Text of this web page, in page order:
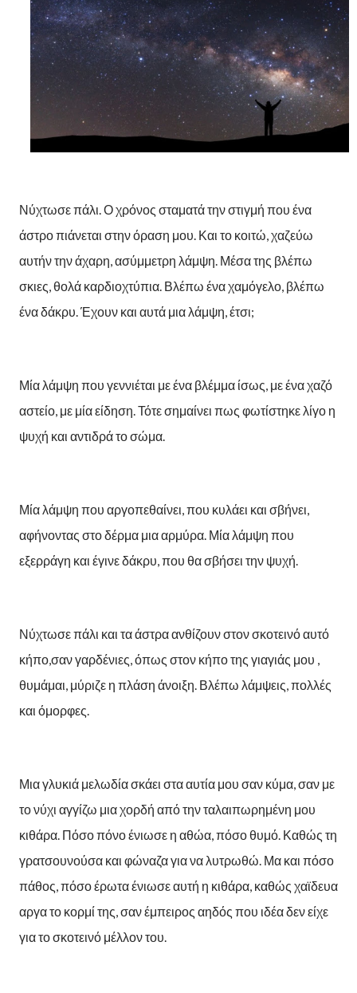
Νύχτωσε πάλι. Ο χρόνος σταματά την στιγμή που ένα
άστρο πιάνεται στην όραση μου. Και το κοιτώ, χαζεύω
αυτήν την άχαρη, ασύμμετρη λάμψη. Μέσα της βλέπω
σκιες, θολά καρδιοχτύπια. Βλέπω ένα χαμόγελο, βλέπω
ένα δάκρυ. Έχουν και αυτά μια λάμψη, έτσι;
Μία λάμψη που γεννιέται με ένα βλέμμα ίσως, με ένα χαζό
αστείο, με μία είδηση. Τότε σημαίνει πως φωτίστηκε λίγο η
ψυχή και αντιδρά το σώμα.
Μία λάμψη που αργοπεθαίνει, που κυλάει και σβήνει,
αφήνοντας στο δέρμα μια αρμύρα. Μία λάμψη που
εξερράγη και έγινε δάκρυ, που θα σβήσει την ψυχή.
Νύχτωσε πάλι και τα άστρα ανθίζουν στον σκοτεινό αυτό
κήπο,σαν γαρδένιες, όπως στον κήπο της γιαγιάς μου ,
θυμάμαι, μύριζε η πλάση άνοιξη. Βλέπω λάμψεις, πολλές
και όμορφες.
Μια γλυκιά μελωδία σκάει στα αυτία μου σαν κύμα, σαν με
το νύχι αγγίζω μια χορδή από την ταλαιπωρημένη μου
κιθάρα. Πόσο πόνο ένιωσε η αθώα, πόσο θυμό. Καθώς τη
γρατσουνούσα και φώναζα για να λυτρωθώ. Μα και πόσο
πάθος, πόσο έρωτα ένιωσε αυτή η κιθάρα, καθώς χαϊδευα
αργα το κορμί της, σαν έμπειρος αηδός που ιδέα δεν είχε
για το σκοτεινό μέλλον του.